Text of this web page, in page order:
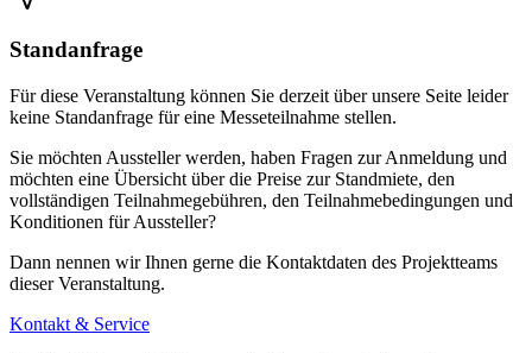
Nehmen Sie die S1 am Hamburg Airport und fahren bis
fahren bis Messehallen.
Eingang Süd
Nehmen Sie die S1 am Hamburg Airport und fahren bis
Jungfernstieg. Am Jungfernstieg steigen Sie um in die U2 und
fahren bis Messehallen.
Standanfrage
Für diese Veranstaltung können Sie derzeit über unsere Seite leider
keine Standanfrage für eine Messeteilnahme stellen.
Sie möchten Aussteller werden, haben Fragen zur Anmeldung und
möchten eine Übersicht über die Preise zur Standmiete, den
vollständigen Teilnahmegebühren, den Teilnahmebedingungen und
Konditionen für Aussteller?
Dann nennen wir Ihnen gerne die Kontaktdaten des Projektteams
dieser Veranstaltung.
Kontakt & Service